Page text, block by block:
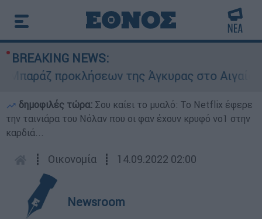
BREAKING NEWS:
προκλήσεων της Άγκυρας στο Αιγαίο:
δημοφιλές τώρα: Σου καίει το μυαλό: Το Netflix έφερε
την ταινιάρα του Νόλαν που οι φαν έχουν κρυφό νο1 στην
καρδιά...
┋ Οικονομία ┋ 14.09.2022 02:00
Newsroom